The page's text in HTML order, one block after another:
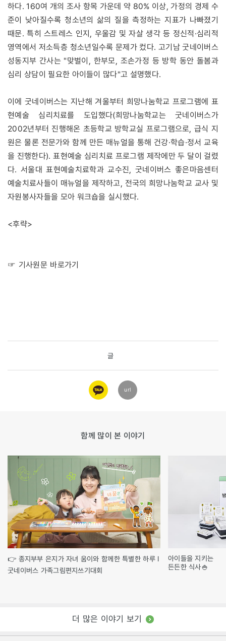
하다. 160여 개의 조사 항목 가운데 약 80% 이상, 가정의 경제 수
준이 낮아질수록 청소년의 삶의 질을 측정하는 지표가 나빠졌기
때문. 특히 스트레스 인지, 우울감 및 자살 생각 등 정신적·심리적
영역에서 저소득층 청소년일수록 문제가 컸다. 고기남 굿네이버스
성동지부 간사는 "맞벌이, 한부모, 조손가정 등 방학 동안 돌봄과
심리 상담이 필요한 아이들이 많다"고 설명했다.
이에 굿네이버스는 지난해 겨울부터 희망나눔학교 프로그램에 표
현예술 심리치료를 도입했다(희망나눔학교는 굿네이버스가
2002년부터 진행해온 초등학교 방학교실 프로그램으로, 급식 지
원은 물론 전문가와 함께 만든 매뉴얼을 통해 건강·학습·정서 교육
을 진행한다). 표현예술 심리치료 프로그램 제작에만 두 달이 걸렸
다. 서울대 표현예술치료학과 교수진, 굿네이버스 좋은마음센터
예술치료사들이 매뉴얼을 제작하고, 전국의 희망나눔학교 교사 및
자원봉사자들을 모아 워크숍을 실시했다.
<후략>
☞ 기사원문 바로가기
글
카카오
링크
url
함께 많이 본 이야기
👉 종지부부 은지가 자녀 움이와 함께한 특별한 하루 l
굿네이버스 가족그림편지쓰기대회
아이들을 지키는
든든한 식사🍚
더 많은 이야기 보기